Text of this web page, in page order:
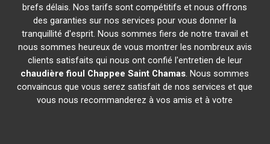
brefs délais. Nos tarifs sont compétitifs et nous offrons
des garanties sur nos services pour vous donner la
tranquillité d'esprit. Nous sommes fiers de notre travail et
nous sommes heureux de vous montrer les nombreux avis
clients satisfaits qui nous ont confié l'entretien de leur
chaudière fioul Chappee Saint Chamas. Nous sommes
convaincus que vous serez satisfait de nos services et que
vous nous recommanderez à vos amis et à votre